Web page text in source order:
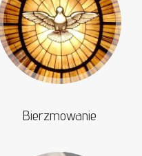
Bierzmowanie